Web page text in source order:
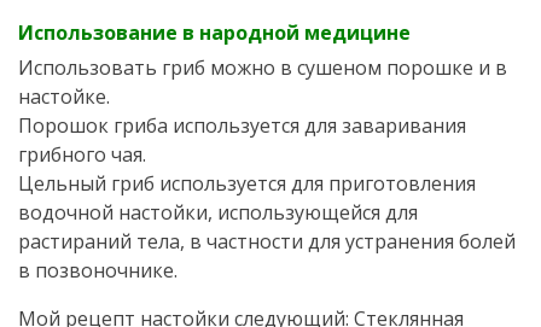
Использование в народной медицине
Использовать гриб можно в сушеном порошке и в
настойке.
Порошок гриба используется для заваривания
грибного чая.
Цельный гриб используется для приготовления
водочной настойки, использующейся для
растираний тела, в частности для устранения болей
в позвоночнике.
Мой рецепт настойки следующий: Стеклянная